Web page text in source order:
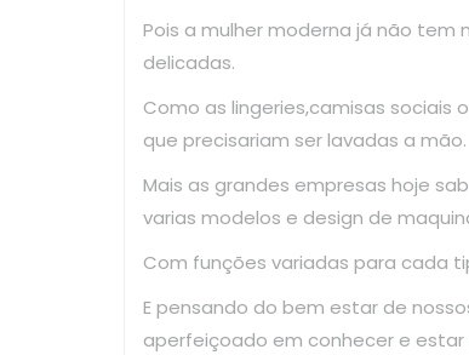
Pois a mulher moderna já não
delicadas.
Como as lingeries,camisas sociais
que precisariam ser lavadas a mão.
Mais as grandes empresas hoje
varias modelos e design de
Com funções variadas para cada
E pensando do bem estar de
aperfeiçoado em conhecer e estar